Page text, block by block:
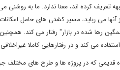
تعریف کرده اند، معنا ندارد. ما به
می رباید، مسیر کشتی های حامل
شده در بازار" رفتار می کند. همچنین
می کند و در رفتارهایی کاملا
که در پروژه ها و طرح های مختلف